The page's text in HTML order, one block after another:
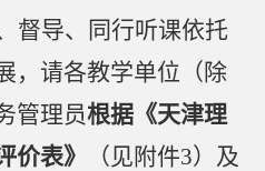
督导、
同行听课依托
，请各教学单位 （ 除
管理员根据《天津理
价表》
（见附件3） 及